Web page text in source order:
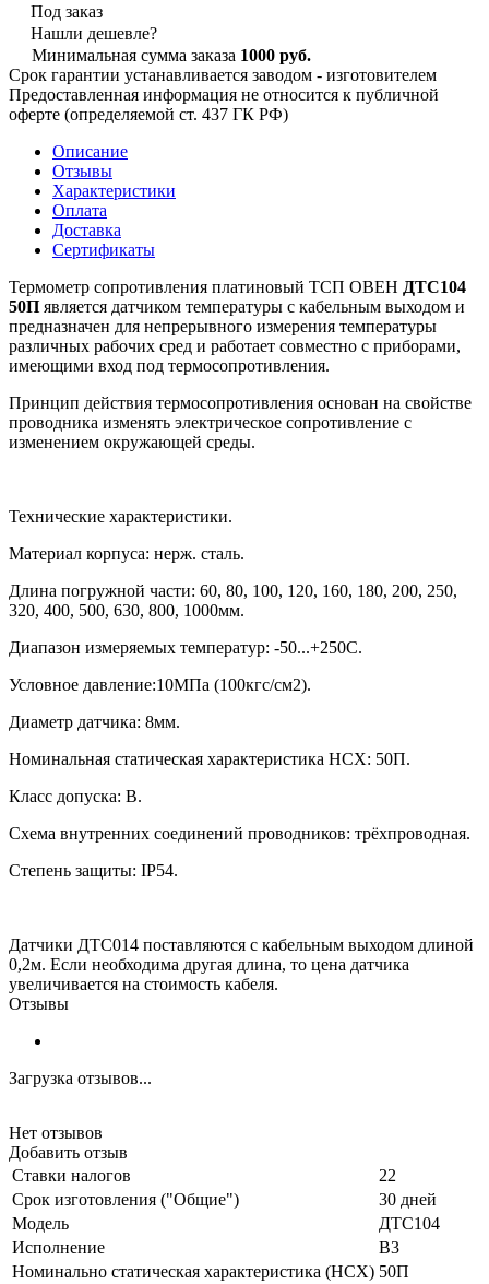
Под заказ
Нашли дешевле?
Минимальная сумма заказа 1000 руб.
Срок гарантии устанавливается заводом - изготовителем
Предоставленная информация не относится к публичной
оферте (определяемой ст. 437 ГК РФ)
Описание
Отзывы
Характеристики
Оплата
Доставка
Сертификаты
Термометр сопротивления платиновый ТСП ОВЕН ДТС104
50П является датчиком температуры с кабельным выходом и
предназначен для непрерывного измерения температуры
различных рабочих сред и работает совместно с приборами,
имеющими вход под термосопротивления.
Принцип действия термосопротивления основан на свойстве
проводника изменять электрическое сопротивление с
изменением окружающей среды.
Технические характеристики.
Материал корпуса: нерж. сталь.
Длина погружной части: 60, 80, 100, 120, 160, 180, 200, 250,
320, 400, 500, 630, 800, 1000мм.
Диапазон измеряемых температур: -50...+250С.
Условное давление:10МПа (100кгс/см2).
Диаметр датчика: 8мм.
Номинальная статическая характеристика НСХ: 50П.
Класс допуска: В.
Схема внутренних соединений проводников: трёхпроводная.
Степень защиты: IP54.
Датчики ДТС014 поставляются с кабельным выходом длиной
0,2м. Если необходима другая длина, то цена датчика
увеличивается на стоимость кабеля.
Отзывы
Загрузка отзывов...
Нет отзывов
Добавить отзыв
Ставки налогов
22
Срок изготовления ("Общие")
30 дней
Модель
ДТС104
Исполнение
В3
Номинально статическая характеристика (НСХ) 50П